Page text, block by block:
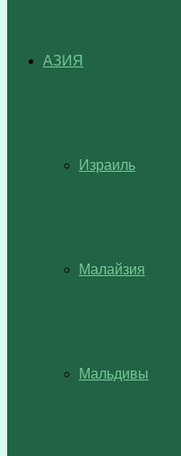
АЗИЯ
Израиль
Малайзия
Мальдивы